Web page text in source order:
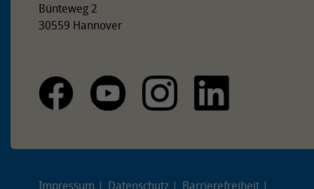
Bünteweg 2
30559 Hannover
Impressum Datenschutz Barrierefreiheit